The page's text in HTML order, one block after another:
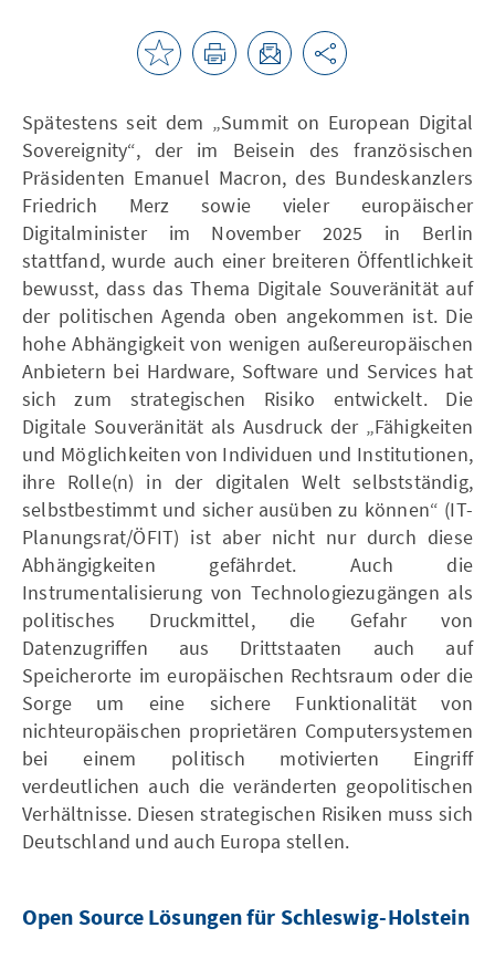
Spätestens seit dem „Summit on European Digital
Sovereignity“, der im Beisein des französischen
Präsidenten Emanuel Macron, des Bundeskanzlers
Friedrich Merz sowie vieler europäischer
Digitalminister im November 2025 in Berlin
stattfand, wurde auch einer breiteren Öffentlichkeit
bewusst, dass das Thema Digitale Souveränität auf
der politischen Agenda oben angekommen ist. Die
hohe Abhängigkeit von wenigen außereuropäischen
Anbietern bei Hardware, Software und Services hat
sich zum strategischen Risiko entwickelt. Die
Digitale Souveränität als Ausdruck der „Fähigkeiten
und Möglichkeiten von Individuen und Institutionen,
ihre Rolle(n) in der digitalen Welt selbstständig,
selbstbestimmt und sicher ausüben zu können“ (IT-
Planungsrat/ÖFIT) ist aber nicht nur durch diese
Abhängigkeiten gefährdet. Auch die
Instrumentalisierung von Technologiezugängen als
politisches Druckmittel, die Gefahr von
Datenzugriffen aus Drittstaaten auch auf
Speicherorte im europäischen Rechtsraum oder die
Sorge um eine sichere Funktionalität von
nichteuropäischen proprietären Computersystemen
bei einem politisch motivierten Eingriff
verdeutlichen auch die veränderten geopolitischen
Verhältnisse. Diesen strategischen Risiken muss sich
Deutschland und auch Europa stellen.
Open Source Lösungen für Schleswig-Holstein